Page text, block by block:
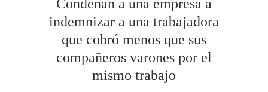
Condenan a una empresa a
indemnizar a una trabajadora
que cobró menos que sus
compañeros varones por el
mismo trabajo